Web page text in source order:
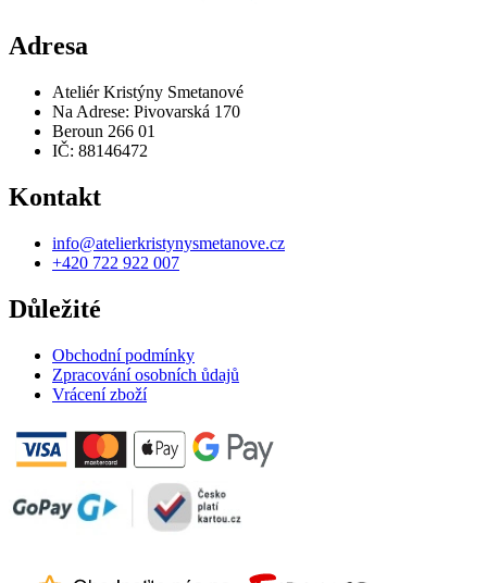
Adresa
Ateliér Kristýny Smetanové
Na Adrese: Pivovarská 170
Beroun 266 01
IČ: 88146472
Kontakt
info@atelierkristynysmetanove.cz
+420 722 922 007
Důležité
Obchodní podmínky
Zpracování osobních ůdajů
Vrácení zboží